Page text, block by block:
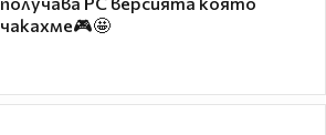
чакахме🎮🤩